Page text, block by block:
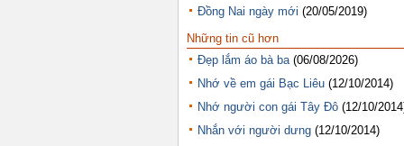
Đồng Nai ngày mới (20/05/2019)
Những tin cũ hơn
Đẹp lắm áo bà ba (06/08/2026)
Nhớ về em gái Bạc Liêu (12/10/2014)
Nhớ người con gái Tây Đô (12/10/
Nhắn với người dưng (12/10/2014)